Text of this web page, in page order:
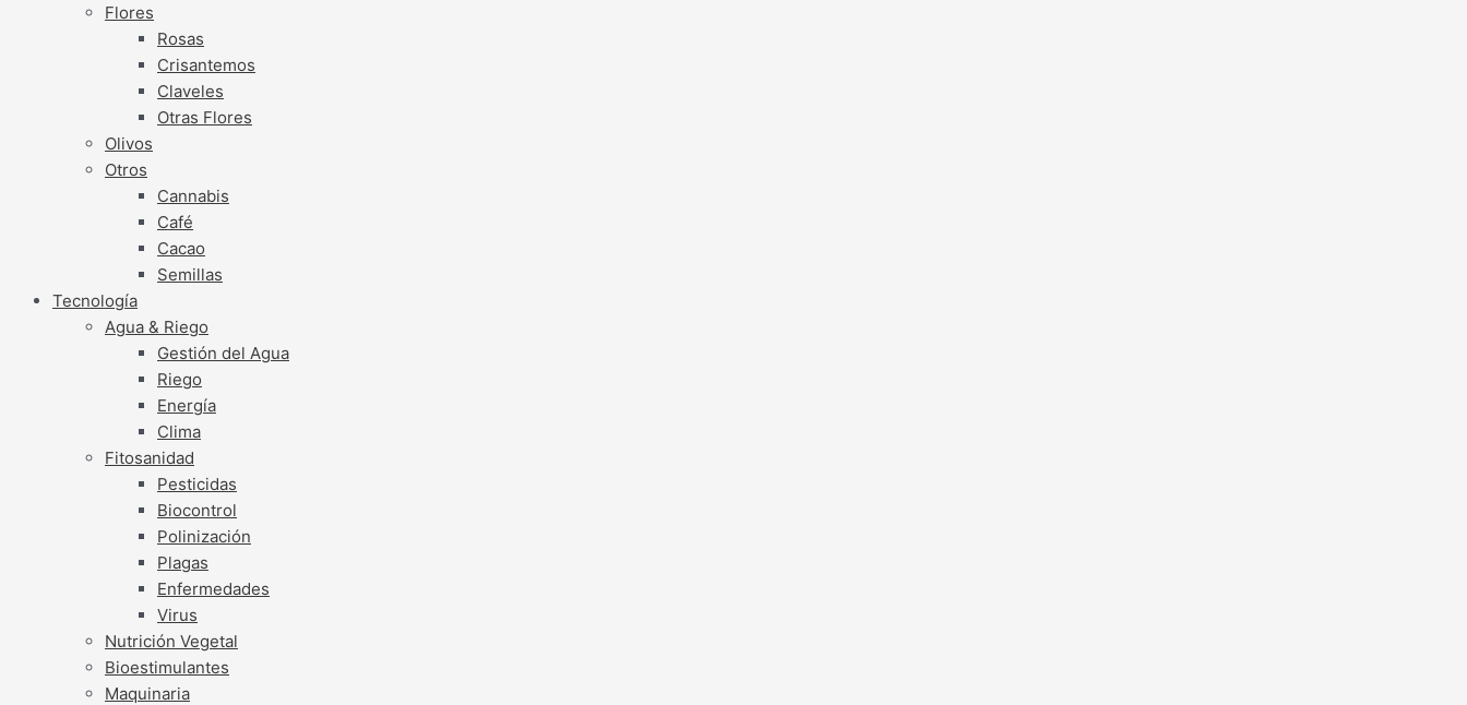
Flores
Rosas
Crisantemos
Claveles
Otras Flores
Olivos
Otros
Cannabis
Café
Cacao
Semillas
Tecnología
Agua & Riego
Gestión del Agua
Riego
Energía
Clima
Fitosanidad
Pesticidas
Biocontrol
Polinización
Plagas
Enfermedades
Virus
Nutrición Vegetal
Bioestimulantes
Maquinaria